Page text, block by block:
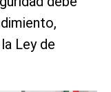
Ley de